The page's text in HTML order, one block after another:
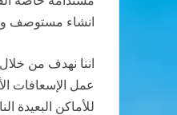
انشاء مستوصف
اننا نهدف من
عمل الإسعافات
للأماكن